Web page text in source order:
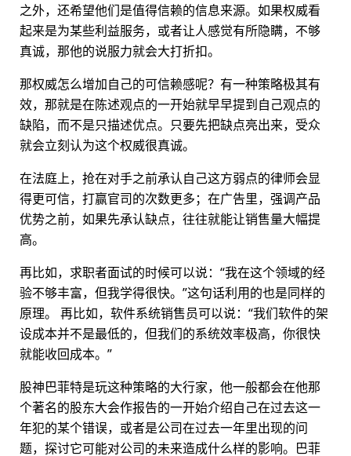
之外，还希望他们是值得信赖的信息来源。如果权威看
起来是为某些利益服务，或者让人感觉有所隐瞒，不够
真诚，那他的说服力就会大打折扣。
那权威怎么增加自己的可信赖感呢？有一种策略极其有
效，那就是在陈述观点的一开始就早早提到自己观点的
缺陷，而不是只描述优点。只要先把缺点亮出来，受众
就会立刻认为这个权威很真诚。
在法庭上，抢在对手之前承认自己这方弱点的律师会显
得更可信，打赢官司的次数更多；在广告里，强调产品
优势之前，如果先承认缺点，往往就能让销售量大幅提
高。
再比如，求职者面试的时候可以说：“我在这个领域的经
验不够丰富，但我学得很快。”这句话利用的也是同样的
原理。 再比如，软件系统销售员可以说：“我们软件的架
设成本并不是最低的，但我们的系统效率极高，你很快
就能收回成本。”
股神巴菲特是玩这种策略的大行家，他一般都会在他那
个著名的股东大会作报告的一开始介绍自己在过去这一
年犯的某个错误，或者是公司在过去一年里出现的问
题，探讨它可能对公司的未来造成什么样的影响。巴菲